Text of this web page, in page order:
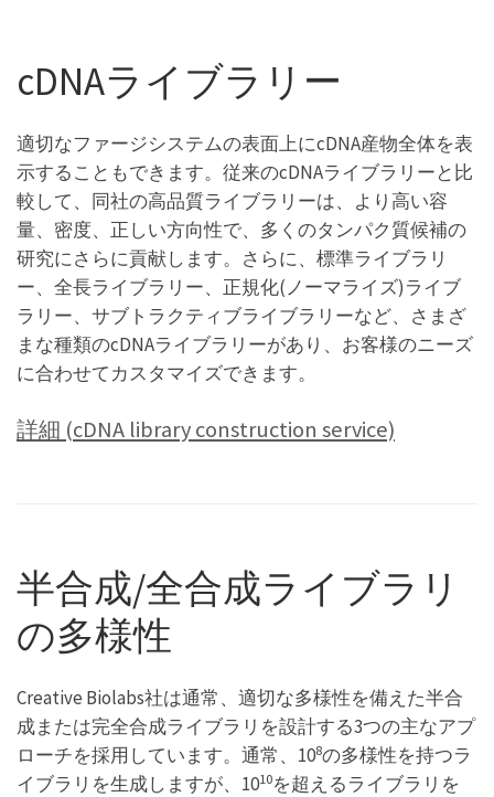
cDNAライブラリー
適切なファージシステムの表面上にcDNA産物全体を表
示することもできます。従来のcDNAライブラリーと比
較して、同社の高品質ライブラリーは、より高い容
量、密度、正しい方向性で、多くのタンパク質候補の
研究にさらに貢献します。さらに、標準ライブラリ
ー、全長ライブラリー、正規化(ノーマライズ)ライブ
ラリー、サブトラクティブライブラリーなど、さまざ
まな種類のcDNAライブラリーがあり、お客様のニーズ
に合わせてカスタマイズできます。
詳細 (cDNA library construction service)
半合成/全合成ライブラリ
の多様性
Creative Biolabs社は通常、適切な多様性を備えた半合
成または完全合成ライブラリを設計する3つの主なアプ
ローチを採用しています。通常、108の多様性を持つラ
イブラリを生成しますが、1010を超えるライブラリを